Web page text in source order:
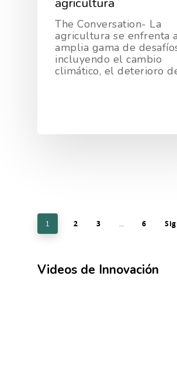
The Conversation- La
agricultura se enfrenta
amplia gama de
incluyendo el cambio
climático, el deterioro
1 2 3 … 6
Videos de Innovación